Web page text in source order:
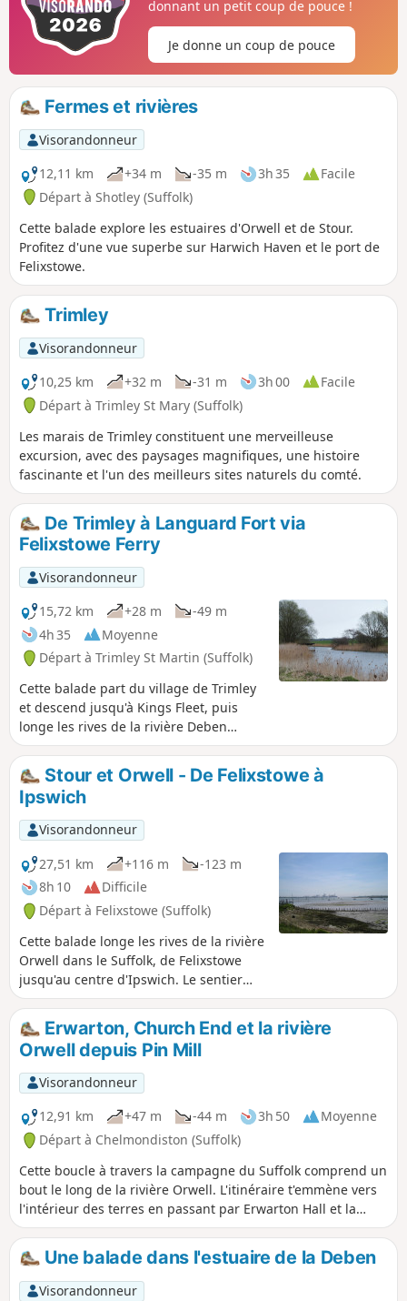
donnant un petit coup de pouce !
Je donne un coup de pouce
Fermes et rivières
Visorandonneur
12,11 km
+34 m -35 m 3h 35
Facile
Départ à Shotley (Suffolk)
Cette balade explore les estuaires d'Orwell et de Stour.
Profitez d'une vue superbe sur Harwich Haven et le port de
Felixstowe.
Trimley
Visorandonneur
10,25 km
+32 m -31 m 3h 00
Facile
Départ à Trimley St Mary (Suffolk)
Les marais de Trimley constituent une merveilleuse
excursion, avec des paysages magnifiques, une histoire
fascinante et l'un des meilleurs sites naturels du comté.
De Trimley à Languard Fort via
Felixstowe Ferry
Visorandonneur
15,72 km
+28 m
-49 m
4h 35
Moyenne
Départ à Trimley St Martin (Suffolk)
Cette balade part du village de Trimley
et descend jusqu'à Kings Fleet, puis
longe les rives de la rivière Deben
jusqu'à Felixstowe Ferry, où se déroule
une vieille légende sur le Black Shuck,
qui est un élément marquant de cette
balade. Elle se poursuit par une
promenade côtière le long du front de
mer de Felixstowe jusqu'à l'embouchure
de la rivière Orwell, un point
stratégique pour se défendre contre les
ennemis qui tenteraient de remonter
l'estuaire. La clé de cette défense est le
fort de Languard, qui se dresse ici
depuis des siècles et a joué un rôle
important dans les guerres mondiales
du XXe siècle. C'est un endroit fascinant
à visiter, avec une atmosphère un peu
étrange.
Stour et Orwell - De Felixstowe à
Ipswich
Visorandonneur
27,51 km
+116 m
-123 m
8h 10
Difficile
Départ à Felixstowe (Suffolk)
Cette balade longe les rives de la rivière
Orwell dans le Suffolk, de Felixstowe
jusqu'au centre d'Ipswich. Le sentier
Stour and Orwell est une extension de
la partie sud du Suffolk Coast Path et
suit la côte le long des estuaires de
l'Orwell et de la Stour. Le début de la
balade est marqué par les digues en
terre qui bordent le sentier. À partir de
Levington Creek, un autre chemin
permet de visiter le Ship Inn, une
auberge du XIIIe siècle, avant de
traverser Broke Hall Woods pour
rejoindre le sentier officiel qui mène à
Ipswich.
Erwarton, Church End et la rivière
Orwell depuis Pin Mill
Visorandonneur
12,91 km
+47 m -44 m 3h 50
Moyenne
Départ à Chelmondiston (Suffolk)
Cette boucle à travers la campagne du Suffolk comprend un
bout le long de la rivière Orwell. L'itinéraire t'emmène vers
l'intérieur des terres en passant par Erwarton Hall et la
belle église de Church End jusqu'aux rives de l'Orwell, d'où
tu peux voir les docks de Felixstowe. La balade continue
ensuite vers le nord le long de l'Orwell en suivant le Stout
and Orwell Walk.
Une balade dans l'estuaire de la Deben
Visorandonneur